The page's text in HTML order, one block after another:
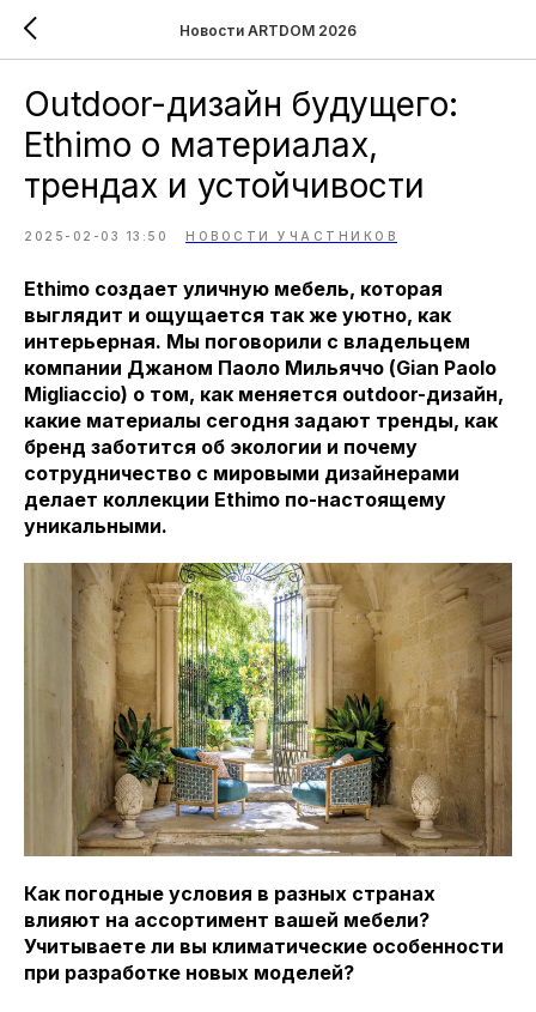
Новости ARTDOM 2026
Outdoor-дизайн будущего:
Ethimo о материалах,
трендах и устойчивости
2025-02-03 13:50 НОВОСТИ УЧАСТНИКОВ
Ethimo создает уличную мебель, которая
выглядит и ощущается так же уютно, как
интерьерная. Мы поговорили с владельцем
компании Джаном Паоло Мильяччо (Gian Paolo
Migliaccio) о том, как меняется outdoor-дизайн,
какие материалы сегодня задают тренды, как
бренд заботится об экологии и почему
сотрудничество с мировыми дизайнерами
делает коллекции Ethimo по-настоящему
уникальными.
Как погодные условия в разных странах
влияют на ассортимент вашей мебели?
Учитываете ли вы климатические особенности
при разработке новых моделей?